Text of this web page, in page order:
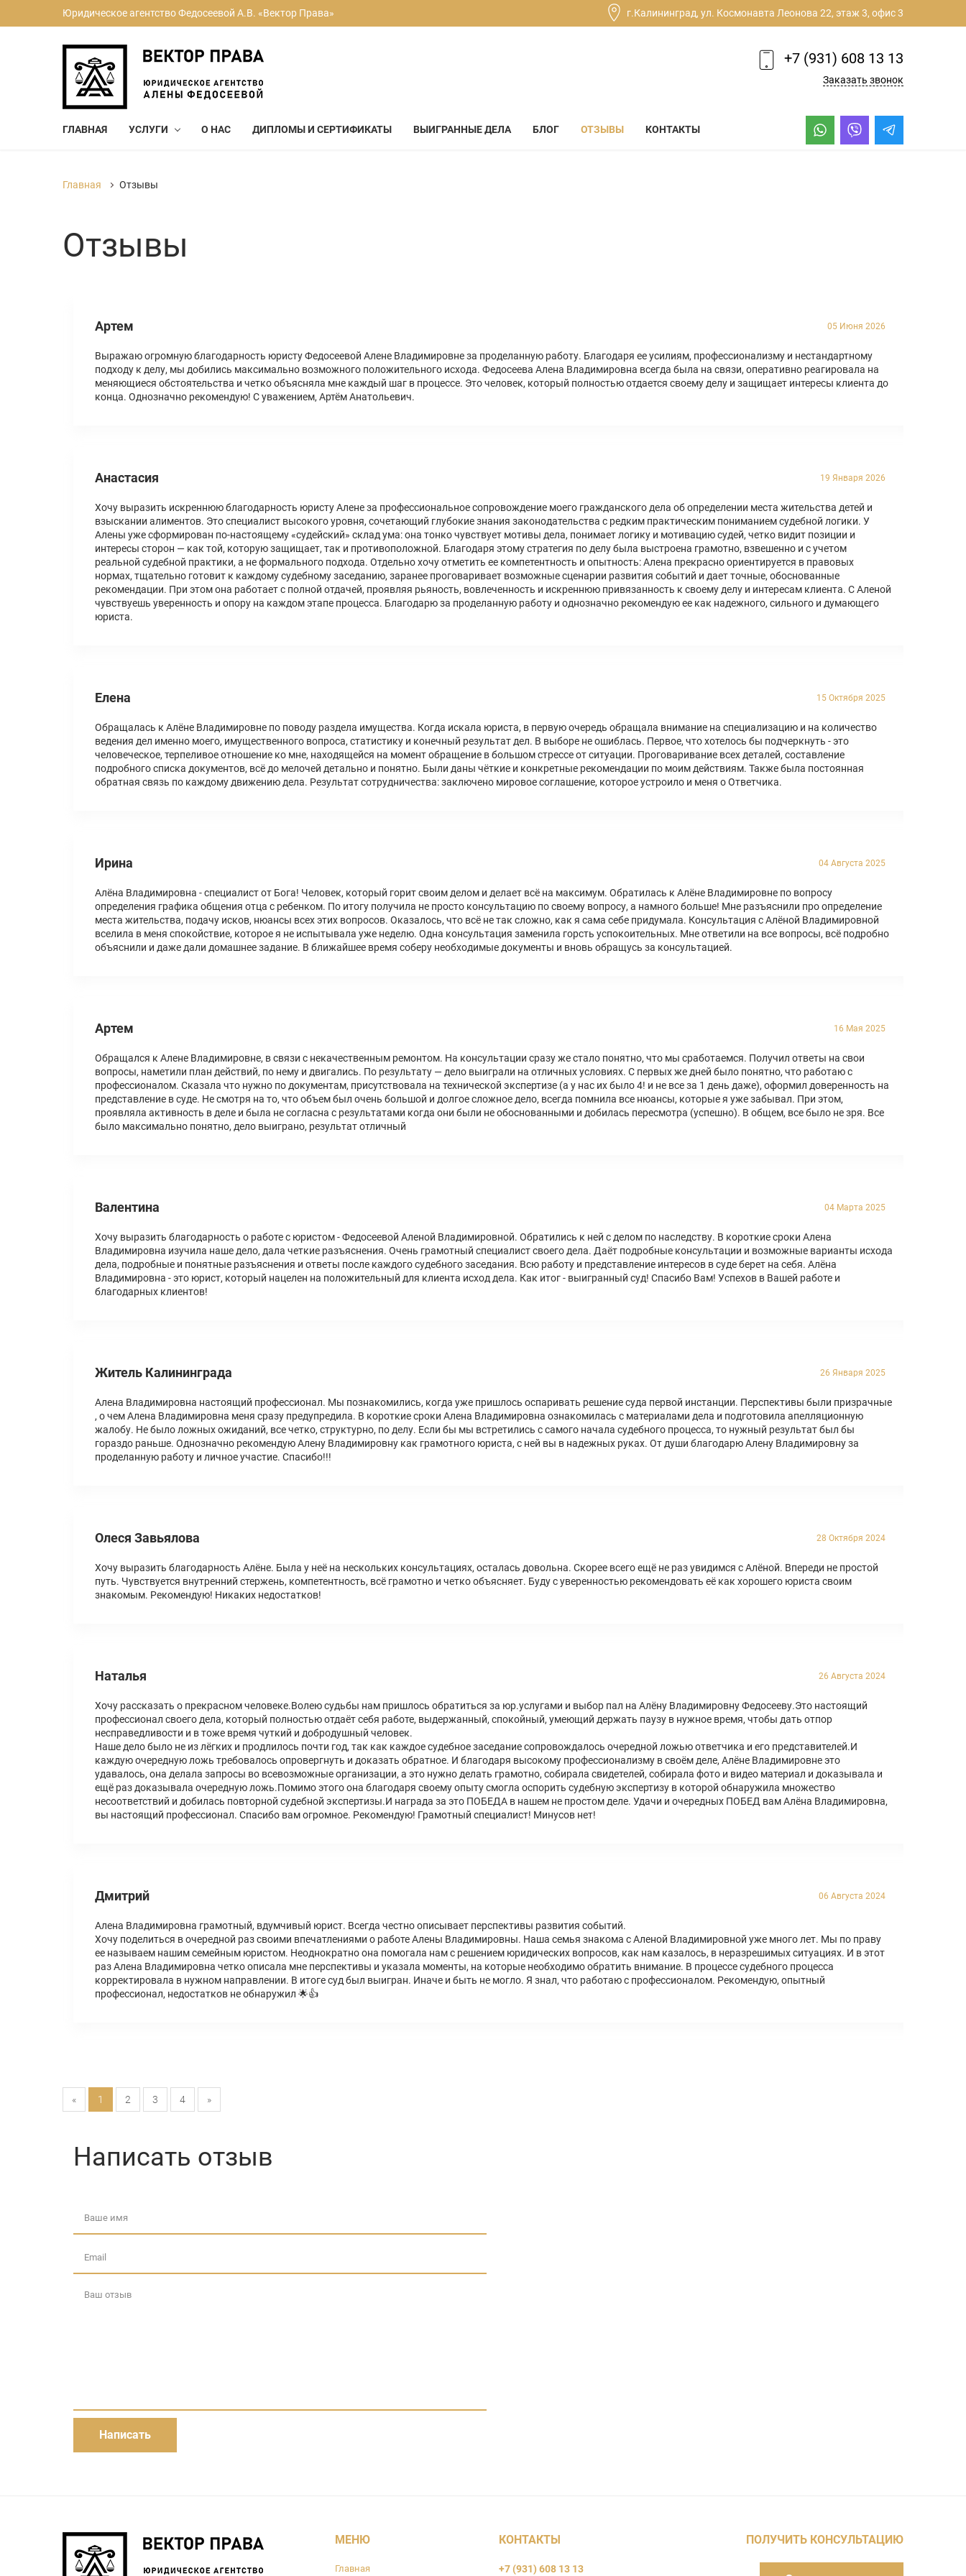
Юридическое агентство Федосеевой А.В. «Вектор Права» г.Калининград, ул. Космонавта Леонова 22, этаж 3, офис 3
+7 (931) 608 13 13
Заказать звонок
ГЛАВНАЯ УСЛУГИ О НАС ДИПЛОМЫ И СЕРТИФИКАТЫ ВЫИГРАННЫЕ ДЕЛА БЛОГ ОТЗЫВЫ КОНТАКТЫ
Главная Отзывы
Отзывы
05 Июня 2026
Артем
Выражаю огромную благодарность юристу Федосеевой Алене Владимировне за проделанную работу. Благодаря ее усилиям, профессионализму и нестандартному
подходу к делу, мы добились максимально возможного положительного исхода. Федосеева Алена Владимировна всегда была на связи, оперативно реагировала на
меняющиеся обстоятельства и четко объясняла мне каждый шаг в процессе. Это человек, который полностью отдается своему делу и защищает интересы клиента до
конца. Однозначно рекомендую! С уважением, Артём Анатольевич.
19 Января 2026
Анастасия
Хочу выразить искреннюю благодарность юристу Алене за профессиональное сопровождение моего гражданского дела об определении места жительства детей и
взыскании алиментов. Это специалист высокого уровня, сочетающий глубокие знания законодательства с редким практическим пониманием судебной логики. У
Алены уже сформирован по-настоящему «судейский» склад ума: она тонко чувствует мотивы дела, понимает логику и мотивацию судей, четко видит позиции и
интересы сторон — как той, которую защищает, так и противоположной. Благодаря этому стратегия по делу была выстроена грамотно, взвешенно и с учетом
реальной судебной практики, а не формального подхода. Отдельно хочу отметить ее компетентность и опытность: Алена прекрасно ориентируется в правовых
нормах, тщательно готовит к каждому судебному заседанию, заранее проговаривает возможные сценарии развития событий и дает точные, обоснованные
рекомендации. При этом она работает с полной отдачей, проявляя рьяность, вовлеченность и искреннюю привязанность к своему делу и интересам клиента. С Аленой
чувствуешь уверенность и опору на каждом этапе процесса. Благодарю за проделанную работу и однозначно рекомендую ее как надежного, сильного и думающего
юриста.
15 Октября 2025
Елена
Обращалась к Алёне Владимировне по поводу раздела имущества. Когда искала юриста, в первую очередь обращала внимание на специализацию и на количество
ведения дел именно моего, имущественного вопроса, статистику и конечный результат дел. В выборе не ошиблась. Первое, что хотелось бы подчеркнуть - это
человеческое, терпеливое отношение ко мне, находящейся на момент обращение в большом стрессе от ситуации. Проговаривание всех деталей, составление
подробного списка документов, всё до мелочей детально и понятно. Были даны чёткие и конкретные рекомендации по моим действиям. Также была постоянная
обратная связь по каждому движению дела. Результат сотрудничества: заключено мировое соглашение, которое устроило и меня о Ответчика.
04 Августа 2025
Ирина
Алёна Владимировна - специалист от Бога! Человек, который горит своим делом и делает всё на максимум. Обратилась к Алёне Владимировне по вопросу
определения графика общения отца с ребенком. По итогу получила не просто консультацию по своему вопросу, а намного больше! Мне разъяснили про определение
места жительства, подачу исков, нюансы всех этих вопросов. Оказалось, что всё не так сложно, как я сама себе придумала. Консультация с Алёной Владимировной
вселила в меня спокойствие, которое я не испытывала уже неделю. Одна консультация заменила горсть успокоительных. Мне ответили на все вопросы, всё подробно
объяснили и даже дали домашнее задание. В ближайшее время соберу необходимые документы и вновь обращусь за консультацией.
16 Мая 2025
Артем
Обращался к Алене Владимировне, в связи с некачественным ремонтом. На консультации сразу же стало понятно, что мы сработаемся. Получил ответы на свои
вопросы, наметили план действий, по нему и двигались. По результату — дело выиграли на отличных условиях. С первых же дней было понятно, что работаю с
профессионалом. Сказала что нужно по документам, присутствовала на технической экспертизе (а у нас их было 4! и не все за 1 день даже), оформил доверенность на
представление в суде. Не смотря на то, что объем был очень большой и долгое сложное дело, всегда помнила все нюансы, которые я уже забывал. При этом,
проявляла активность в деле и была не согласна с результатами когда они были не обоснованными и добилась пересмотра (успешно). В общем, все было не зря. Все
было максимально понятно, дело выиграно, результат отличный
04 Марта 2025
Валентина
Хочу выразить благодарность о работе с юристом - Федосеевой Аленой Владимировной. Обратились к ней с делом по наследству. В короткие сроки Алена
Владимировна изучила наше дело, дала четкие разъяснения. Очень грамотный специалист своего дела. Даёт подробные консультации и возможные варианты исхода
дела, подробные и понятные разъяснения и ответы после каждого судебного заседания. Всю работу и представление интересов в суде берет на себя. Алёна
Владимировна - это юрист, который нацелен на положительный для клиента исход дела. Как итог - выигранный суд! Спасибо Вам! Успехов в Вашей работе и
благодарных клиентов!
26 Января 2025
Житель Калининграда
Алена Владимировна настоящий профессионал. Мы познакомились, когда уже пришлось оспаривать решение суда первой инстанции. Перспективы были призрачные
, о чем Алена Владимировна меня сразу предупредила. В короткие сроки Алена Владимировна ознакомилась с материалами дела и подготовила апелляционную
жалобу. Не было ложных ожиданий, все четко, структурно, по делу. Если бы мы встретились с самого начала судебного процесса, то нужный результат был бы
гораздо раньше. Однозначно рекомендую Алену Владимировну как грамотного юриста, с ней вы в надежных руках. От души благодарю Алену Владимировну за
проделанную работу и личное участие. Спасибо!!!
28 Октября 2024
Олеся Завьялова
Хочу выразить благодарность Алёне. Была у неё на нескольких консультациях, осталась довольна. Скорее всего ещё не раз увидимся с Алёной. Впереди не простой
путь. Чувствуется внутренний стержень, компетентность, всё грамотно и четко объясняет. Буду с уверенностью рекомендовать её как хорошего юриста своим
знакомым. Рекомендую! Никаких недостатков!
26 Августа 2024
Наталья
Хочу рассказать о прекрасном человеке.Волею судьбы нам пришлось обратиться за юр.услугами и выбор пал на Алёну Владимировну Федосееву.Это настоящий
профессионал своего дела, который полностью отдаёт себя работе, выдержанный, спокойный, умеющий держать паузу в нужное время, чтобы дать отпор
несправедливости и в тоже время чуткий и добродушный человек.
Наше дело было не из лёгких и продлилось почти год, так как каждое судебное заседание сопровождалось очередной ложью ответчика и его представителей.И
каждую очередную ложь требовалось опровергнуть и доказать обратное. И благодаря высокому профессионализму в своём деле, Алёне Владимировне это
удавалось, она делала запросы во всевозможные организации, а это нужно делать грамотно, собирала свидетелей, собирала фото и видео материал и доказывала и
ещё раз доказывала очередную ложь.Помимо этого она благодаря своему опыту смогла оспорить судебную экспертизу в которой обнаружила множество
несоответствий и добилась повторной судебной экспертизы.И награда за это ПОБЕДА в нашем не простом деле. Удачи и очередных ПОБЕД вам Алёна Владимировна,
вы настоящий профессионал. Спасибо вам огромное. Рекомендую! Грамотный специалист! Минусов нет!
06 Августа 2024
Дмитрий
Алена Владимировна грамотный, вдумчивый юрист. Всегда честно описывает перспективы развития событий.
Хочу поделиться в очередной раз своими впечатлениями о работе Алены Владимировны. Наша семья знакома с Аленой Владимировной уже много лет. Мы по праву
ее называем нашим семейным юристом. Неоднократно она помогала нам с решением юридических вопросов, как нам казалось, в неразрешимых ситуациях. И в этот
раз Алена Владимировна четко описала мне перспективы и указала моменты, на которые необходимо обратить внимание. В процессе судебного процесса
корректировала в нужном направлении. В итоге суд был выигран. Иначе и быть не могло. Я знал, что работаю с профессионалом. Рекомендую, опытный
профессионал, недостатков не обнаружил 🌟👍
« 1 2 3 4 »
Написать отзыв
МЕНЮ
Главная
КОНТАКТЫ
+7 (931) 608 13 13
ПОЛУЧИТЬ КОНСУЛЬТАЦИЮ